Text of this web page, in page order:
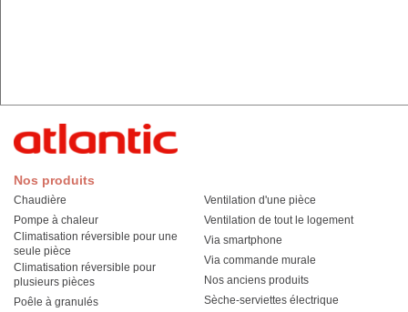
Nos produits
Chaudière
Pompe à chaleur
Climatisation réversible pour une
seule pièce
Climatisation réversible pour
plusieurs pièces
Poêle à granulés
Ventilation d'une pièce
Ventilation de tout le logement
Via smartphone
Via commande murale
Nos anciens produits
Sèche-serviettes électrique